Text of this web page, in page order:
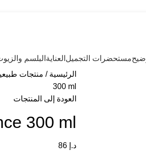
مستحضرات التجميل العناية البلسم
الرئيسية منتجات
300 ml
العودة إلى المنتجات
300 ml
د.إ